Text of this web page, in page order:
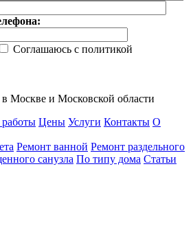
Соглашаюсь с политикой
Москве и Московской области
Цены Услуги Контакты О
Ремонт ванной Ремонт раздельного
санузла По типу дома Статьи